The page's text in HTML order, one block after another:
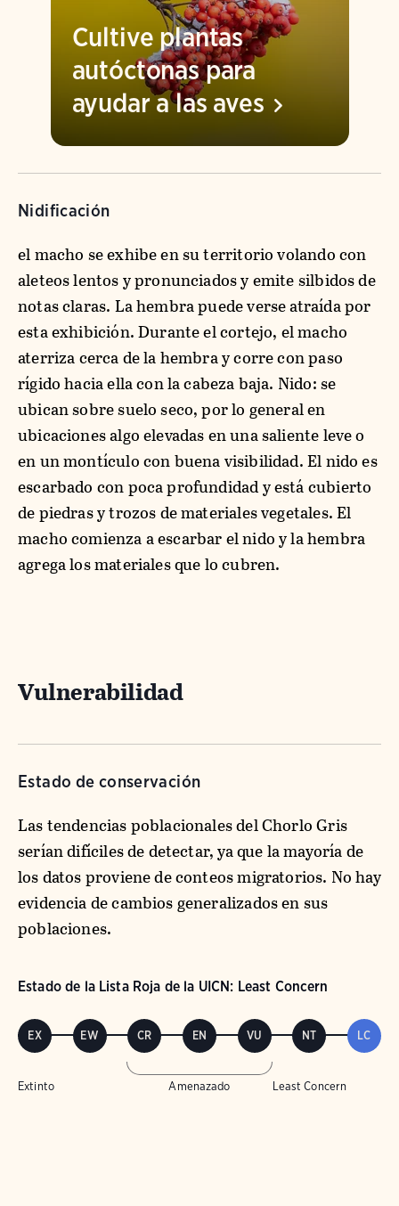
Cultive plantas
autóctonas para
ayudar a las aves
Nidificación
el macho se exhibe en su territorio volando con
aleteos lentos y pronunciados y emite silbidos de
notas claras. La hembra puede verse atraída por
esta exhibición. Durante el cortejo, el macho
aterriza cerca de la hembra y corre con paso
rígido hacia ella con la cabeza baja. Nido: se
ubican sobre suelo seco, por lo general en
ubicaciones algo elevadas en una saliente leve o
en un montículo con buena visibilidad. El nido es
escarbado con poca profundidad y está cubierto
de piedras y trozos de materiales vegetales. El
macho comienza a escarbar el nido y la hembra
agrega los materiales que lo cubren.
Vulnerabilidad
Estado de conservación
Las tendencias poblacionales del Chorlo Gris
serían difíciles de detectar, ya que la mayoría de
los datos proviene de conteos migratorios. No hay
evidencia de cambios generalizados en sus
poblaciones.
Estado de la Lista Roja de la UICN: Least Concern
EX EW CR EN VU NT LC
Extinto Amenazado Least Concern